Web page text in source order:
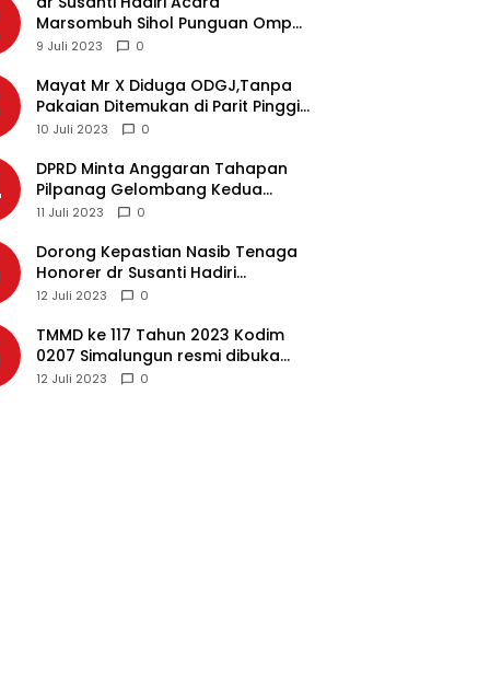
Marsombuh Sihol Punguan Ompu
Simataraja Raja Simarmata Dohot
9 Juli 2023 0
Mayat Mr X Diduga ODGJ,Tanpa
Pakaian Ditemukan di Parit Pinggir
Jalan Medan
10 Juli 2023 0
DPRD Minta Anggaran Tahapan
Pilpanag Gelombang Kedua
Dicairkan di Nagori Masing-
11 Juli 2023 0
Dorong Kepastian Nasib Tenaga
Honorer dr Susanti Hadiri
Rakernas APEKSI 2023 di Makassar
12 Juli 2023 0
TMMD ke 117 Tahun 2023 Kodim
0207 Simalungun resmi dibuka
Bupati Simalungun
12 Juli 2023 0